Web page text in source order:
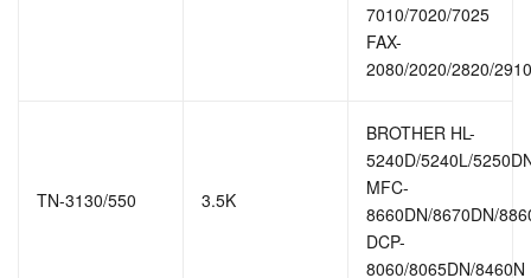
7010/7020/7025
FAX-
2080/2020/2820/
TN-3130/550 3.5K
BROTHER HL-
5240D/5240L/
MFC-
8660DN/8670DN/
DCP-
8060/8065DN/8460N